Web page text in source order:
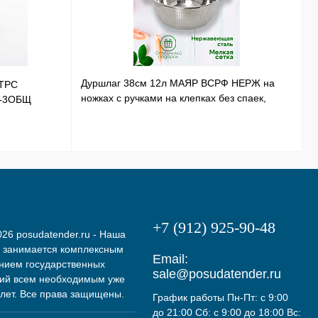
3ОБЩ
Дуршлаг 38см 12л МАЯР ВСРФ НЕРЖ на
ножках с ручками на клепках без спаек,
posudatender.ru - Наша
комплексным
государственных
всем необходимым уже
Все права защищены.
+7 (912) 925-90-48
Email:
sale@posudatender.ru
График работы Пн-Пт: с 9:00
до 21:00 Сб: с 9:00 до 18:00 Вс: